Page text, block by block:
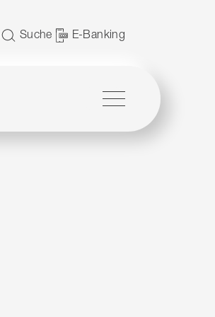
Suche E-Banking